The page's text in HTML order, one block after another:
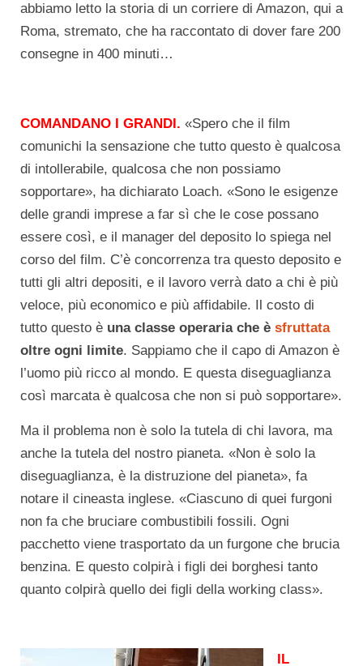
abbiamo letto la storia di un corriere di Amazon, qui a
Roma, stremato, che ha raccontato di dover fare 200
consegne in 400 minuti…
COMANDANO I GRANDI. «Spero che il film
comunichi la sensazione che tutto questo è qualcosa
di intollerabile, qualcosa che non possiamo
sopportare», ha dichiarato Loach. «Sono le esigenze
delle grandi imprese a far sì che le cose possano
essere così, e il manager del deposito lo spiega nel
corso del film. C’è concorrenza tra questo deposito e
tutti gli altri depositi, e il lavoro verrà dato a chi è più
veloce, più economico e più affidabile. Il costo di
tutto questo è una classe operaria che è sfruttata
oltre ogni limite. Sappiamo che il capo di Amazon è
l’uomo più ricco al mondo. E questa diseguaglianza
così marcata è qualcosa che non si può sopportare».
Ma il problema non è solo la tutela di chi lavora, ma
anche la tutela del nostro pianeta. «Non è solo la
diseguaglianza, è la distruzione del pianeta», fa
notare il cineasta inglese. «Ciascuno di quei furgoni
non fa che bruciare combustibili fossili. Ogni
pacchetto viene trasportato da un furgone che brucia
benzina. E questo colpirà i figli dei borghesi tanto
quanto colpirà quello dei figli della working class».
IL